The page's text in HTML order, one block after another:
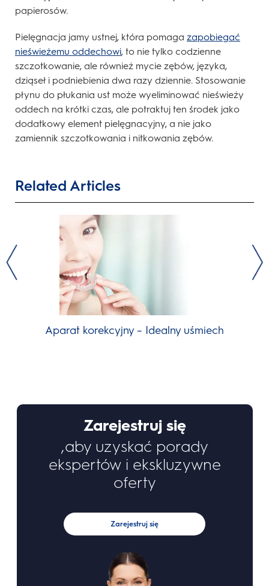
papierosów.
Pielęgnacja jamy ustnej, która pomaga zapobiegać
nieświeżemu oddechowi, to nie tylko codzienne
szczotkowanie, ale również mycie zębów, języka,
dziąseł i podniebienia dwa razy dziennie. Stosowanie
płynu do płukania ust może wyeliminować nieświeży
oddech na krótki czas, ale potraktuj ten środek jako
dodatkowy element pielęgnacyjny, a nie jako
zamiennik szczotkowania i nitkowania zębów.
Related Articles
Aparat korekcyjny – Idealny uśmiech
Zarejestruj się
,aby uzyskać porady
ekspertów i ekskluzywne
oferty
Zarejestruj się